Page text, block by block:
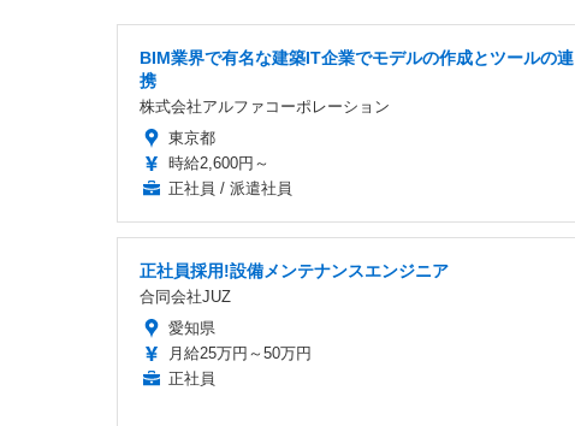
BIM業界で有名な建築IT企業でモデルの作成とツールの連
携
株式会社アルファコーポレーション
東京都
時給2,600円～
正社員 / 派遣社員
正社員採用!設備メンテナンスエンジニア
合同会社JUZ
愛知県
月給25万円～50万円
正社員